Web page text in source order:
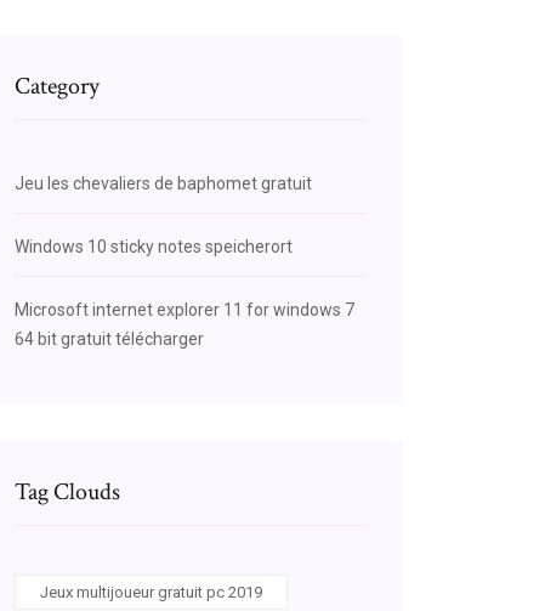
Category
Jeu les chevaliers de baphomet gratuit
Windows 10 sticky notes speicherort
Microsoft internet explorer 11 for windows 7
64 bit gratuit télécharger
Tag Clouds
Jeux multijoueur gratuit pc 2019